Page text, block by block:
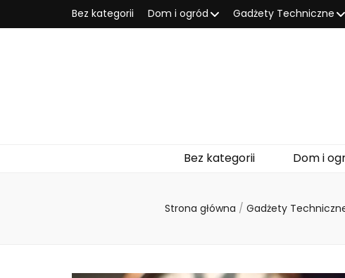
Bez kategorii Dom i ogród Gadżety Techniczne
Bez kategorii Dom i
Strona główna / Gadżety